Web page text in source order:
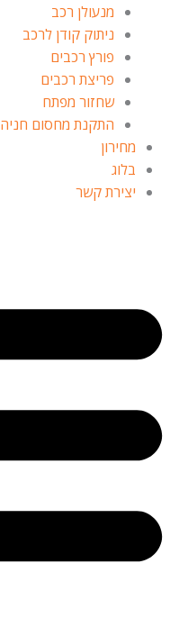
מנעולן רכב
ניתוק קודן לרכב
פורץ רכבים
פריצת רכבים
שחזור מפתח
התקנת מחסום חניה
מחירון
בלוג
יצירת קשר